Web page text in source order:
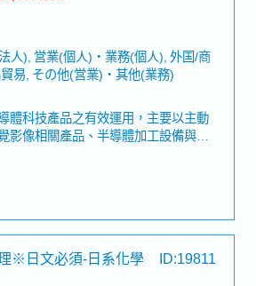
與代理商及關係企業合作，推展法人
客戶對應、交期協調、接單／下單等
往來。
績(前年2個月~2.3個月)
人), 営業(個人)・業務(個人), 外国/商
易, その他(営業)・其他(業務)
體科技產品之有效運用，主要以主動
影像相關產品、半導體加工設備與平
等製造代理，及相關進出口業務。
機器視覺產品銷售推廣。 ・開發潛在
客戶。・負責國內業務接洽，訂單處
及產品展示，並處理帳款回收相關事
力與原廠和總公司聯繫。
假、婚假、喪假、生理假、產檢假、
假）
※日文必須‐日系化學 ID:19811